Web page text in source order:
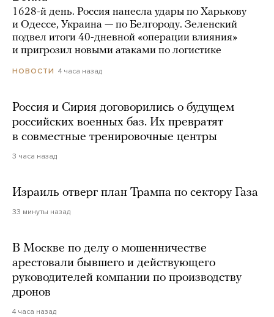
1628-й день. Россия нанесла удары по Харькову
и Одессе, Украина — по Белгороду. Зеленский
подвел итоги 40-дневной «операции влияния»
и пригрозил новыми атаками по логистике
НОВОСТИ 4 часа назад
Россия и Сирия договорились о будущем
российских военных баз. Их превратят
в совместные тренировочные центры
3 часа назад
Израиль отверг план Трампа по сектору Газа
33 минуты назад
В Москве по делу о мошенничестве
арестовали бывшего и действующего
руководителей компании по производству
дронов
4 часа назад